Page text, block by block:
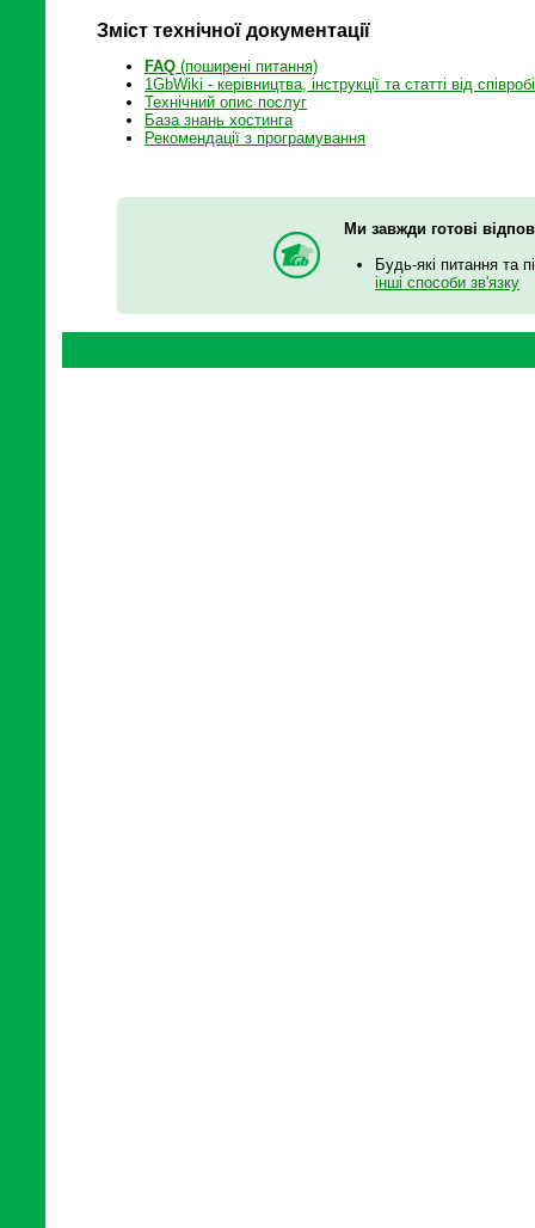
Зміст технічної документації
FAQ (поширені питання)
1GbWiki - керівництва, інструкції та статті від
Технічний опис послуг
База знань хостинга
Рекомендації з програмування
Ми завжди готові
Будь-які питання та
інші способи зв'язку